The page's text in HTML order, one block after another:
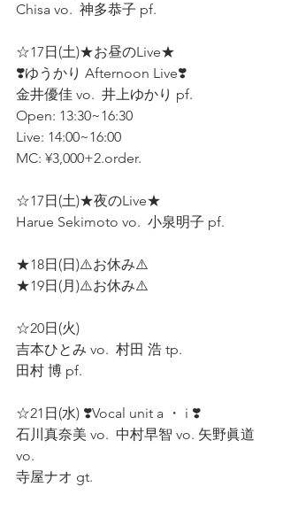
Chisa vo.  神多恭子 pf.
☆17日(土)★お昼のLive★
❣️ゆうかり Afternoon Live❣️
金井優佳 vo.  井上ゆかり pf.
Open: 13:30~16:30
Live: 14:00~16:00
MC: ¥3,000+2.order.
☆17日(土)★夜のLive★
Harue Sekimoto vo.  小泉明子 pf.
★18日(日)⚠️お休み⚠️
★19日(月)⚠️お休み⚠️
☆20日(火)
吉本ひとみ vo.  村田 浩 tp.
田村 博 pf.
☆21日(水) ❣️Vocal unit a ・ i ❣️
石川真奈美 vo.  中村早智 vo. 矢野眞道
vo.
寺屋ナオ gt.